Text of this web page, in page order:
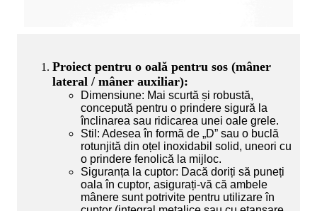
Proiect pentru o oală pentru sos (mâner
lateral / mâner auxiliar):
Dimensiune: Mai scurtă și robustă,
concepută pentru o prindere sigură la
înclinarea sau ridicarea unei oale grele.
Stil: Adesea în formă de „D” sau o buclă
rotunjită din oțel inoxidabil solid, uneori cu
o prindere fenolică la mijloc.
Siguranța la cuptor: Dacă doriți să puneți
oala în cuptor, asigurați-vă că ambele
mânere sunt potrivite pentru utilizare în